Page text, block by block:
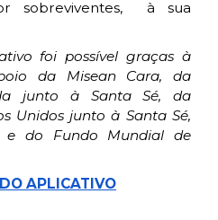
sobreviventes, à sua
foi possível graças à
da Misean Cara, da
junto à Santa Sé, da
Unidos junto à Santa Sé,
e do Fundo Mundial de
APLICATIVO